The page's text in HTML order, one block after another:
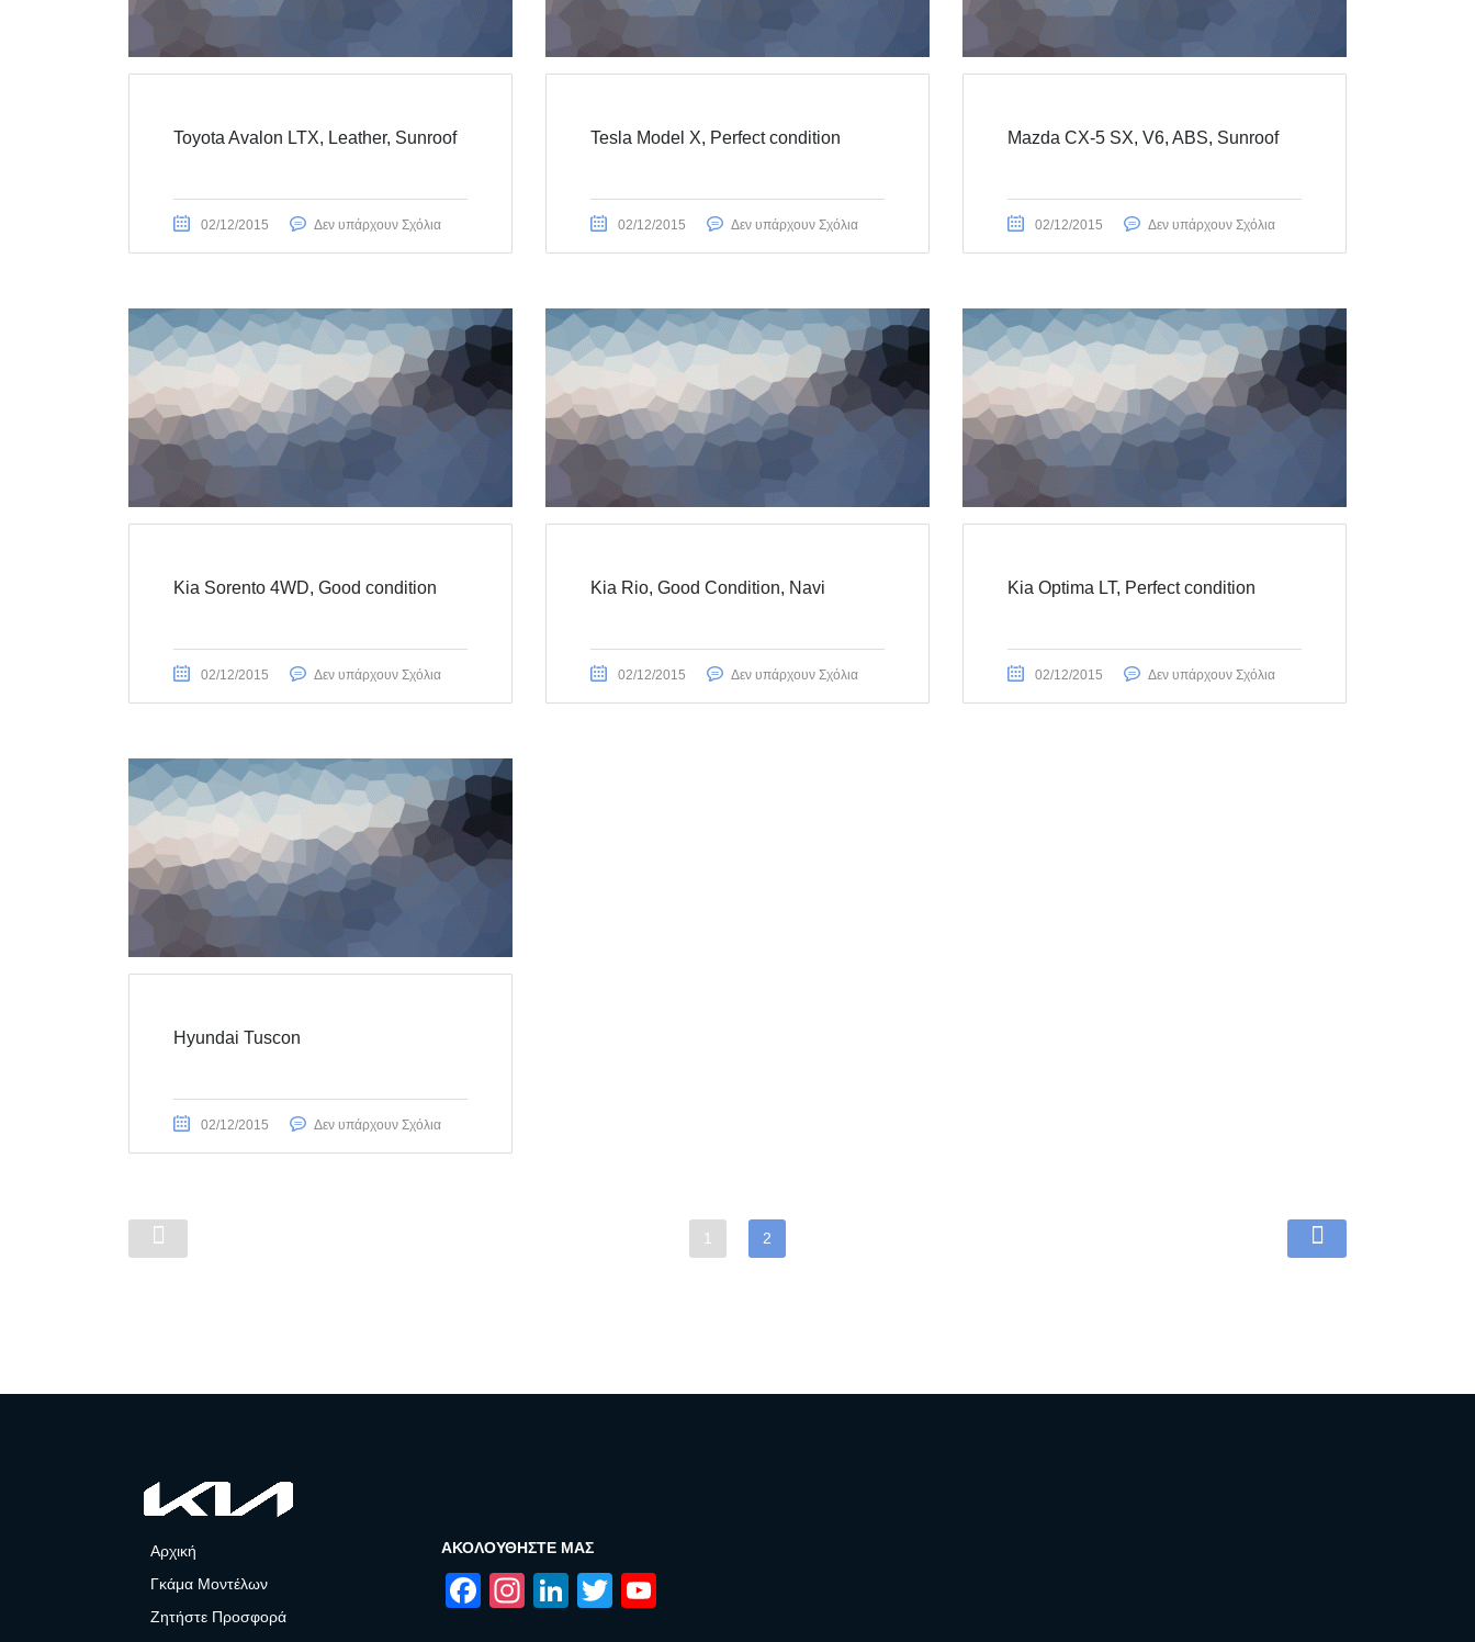
Toyota Avalon LTX, Leather, Sunroof
02/12/2015 Δεν υπάρχουν Σχόλια
Tesla Model X, Perfect condition
02/12/2015 Δεν υπάρχουν Σχόλια
Mazda CX-5 SX, V6, ABS, Sunroof
02/12/2015 Δεν υπάρχουν Σχόλια
Kia Sorento 4WD, Good condition
02/12/2015 Δεν υπάρχουν Σχόλια
Kia Rio, Good Condition, Navi
02/12/2015 Δεν υπάρχουν Σχόλια
Kia Optima LT, Perfect condition
02/12/2015 Δεν υπάρχουν Σχόλια
Hyundai Tuscon
02/12/2015 Δεν υπάρχουν Σχόλια
1 2
Αρχική
Γκάμα Μοντέλων
Ζητήστε Προσφορά
ΑΚΟΛΟΥΘΉΣΤΕ ΜΑΣ
Facebook
Instagram
LinkedIn
Twitter